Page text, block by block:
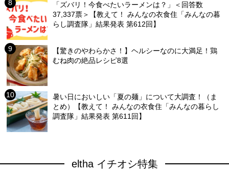
「ズバリ！今食べたいラーメンは？」＜回答数
37,337票＞【教えて！ みんなの衣食住「みんなの暮
らし調査隊」結果発表 第612回】
【驚きのやわらかさ！】ヘルシーなのに大満足！鶏
むね肉の絶品レシピ8選
暑い日においしい「夏の麺」について大調査！（ま
とめ）【教えて！ みんなの衣食住「みんなの暮らし
調査隊」結果発表 第611回】
eltha イチオシ特集